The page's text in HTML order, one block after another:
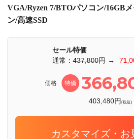
VGA/Ryzen 7/BTOパソコン/16GB
ン/高速SSD
セール特価
通常：437,800円 →
価格 特価
403,480円(税込)
カスタマイズ・お